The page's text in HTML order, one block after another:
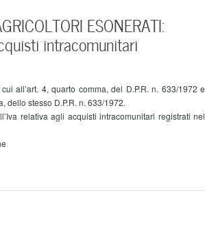
ESONERATI:
intracomunitari
all’art. 4, quarto comma, del D.P.R. n. 633/1972 e
dello stesso D.P.R. n. 633/1972.
relativa agli acquisti intracomunitari registrati nel